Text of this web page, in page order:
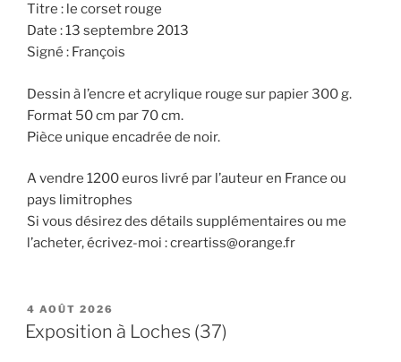
Titre : le corset rouge
Date : 13 septembre 2013
Signé : François
Dessin à l’encre et acrylique rouge sur papier 300 g.
Format 50 cm par 70 cm.
Pièce unique encadrée de noir.
A vendre 1200 euros livré par l’auteur en France ou
pays limitrophes
Si vous désirez des détails supplémentaires ou me
l’acheter, écrivez-moi : creartiss@orange.fr
PUBLIÉ
LE
4 AOÛT 2026
Exposition à Loches (37)